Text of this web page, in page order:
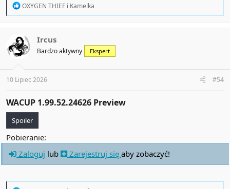
R
t
i
o
s
:
OXYGEN THIEF i Kamelka
Ircus
Bardzo aktywny Ekspert
10 Lipiec 2026 #54
WACUP 1.99.52.24626 Preview​
Spoiler
Pobieranie:
Zaloguj lub Zarejestruj się aby zobaczyć!